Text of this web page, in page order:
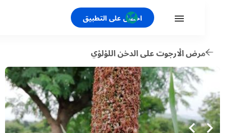
احصل على التطبيق
مرض الأرجوت على الدخن اللؤلؤي